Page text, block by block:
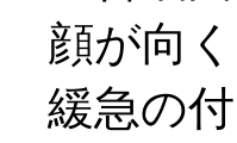
顔が向
緩急の